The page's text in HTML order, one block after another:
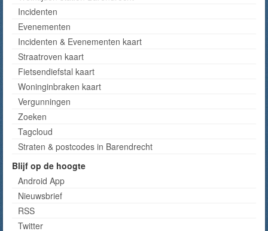
Incidenten
Evenementen
Incidenten & Evenementen kaart
Straatroven kaart
Fietsendiefstal kaart
Woninginbraken kaart
Vergunningen
Zoeken
Tagcloud
Straten & postcodes in Barendrecht
Blijf op de hoogte
Android App
Nieuwsbrief
RSS
Twitter